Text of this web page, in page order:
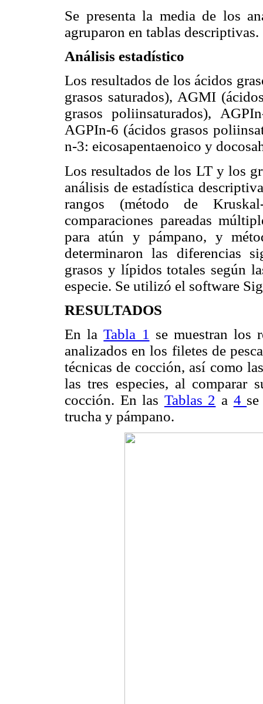
Se presenta la media de los
agruparon en tablas descriptivas.
Análisis estadístico
Los resultados de los ácidos
grasos saturados), AGMI
grasos poliinsaturados),
AGPIn-6 (ácidos grasos
n-3: eicosapentaenoico y
Los resultados de los LT y los
análisis de estadística
rangos (método de
comparaciones pareadas
para atún y pámpano, y
determinaron las diferencias
grasos y lípidos totales según
especie. Se utilizó el software
RESULTADOS
En laTabla 1 se muestran los
analizados en los filetes de
técnicas de cocción, así como
las tres especies, al comparar
cocción. En las Tablas 2 a 4
trucha y pámpano.